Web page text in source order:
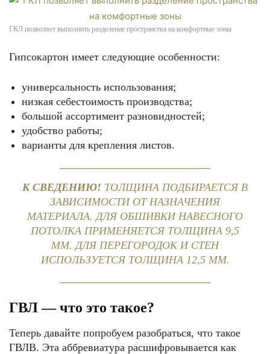
ГКЛ позволяет выполнить разделение пространства на комфортные зоны
Гипсокартон имеет следующие особенности:
универсальность использования;
низкая себестоимость производства;
большой ассортимент разновидностей;
удобство работы;
варианты для крепления листов.
К СВЕДЕНИЮ! ТОЛЩИНА ПОДБИРАЕТСЯ В
ЗАВИСИМОСТИ ОТ НАЗНАЧЕНИЯ
МАТЕРИАЛА. ДЛЯ ОБШИВКИ НАВЕСНОГО
ПОТОЛКА ПРИМЕНЯЕТСЯ ТОЛЩИНА 9,5
ММ. ДЛЯ ПЕРЕГОРОДОК И СТЕН
ИСПОЛЬЗУЕТСЯ ТОЛЩИНА 12,5 ММ.
ГВЛ — что это такое?
Теперь давайте попробуем разобраться, что такое
ГВЛВ. Эта аббревиатура расшифровывается как